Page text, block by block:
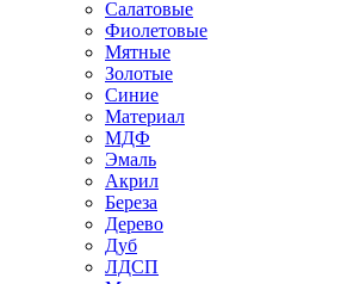
Салатовые
Фиолетовые
Мятные
Золотые
Синие
Материал
МДФ
Эмаль
Акрил
Береза
Дерево
Дуб
ЛДСП